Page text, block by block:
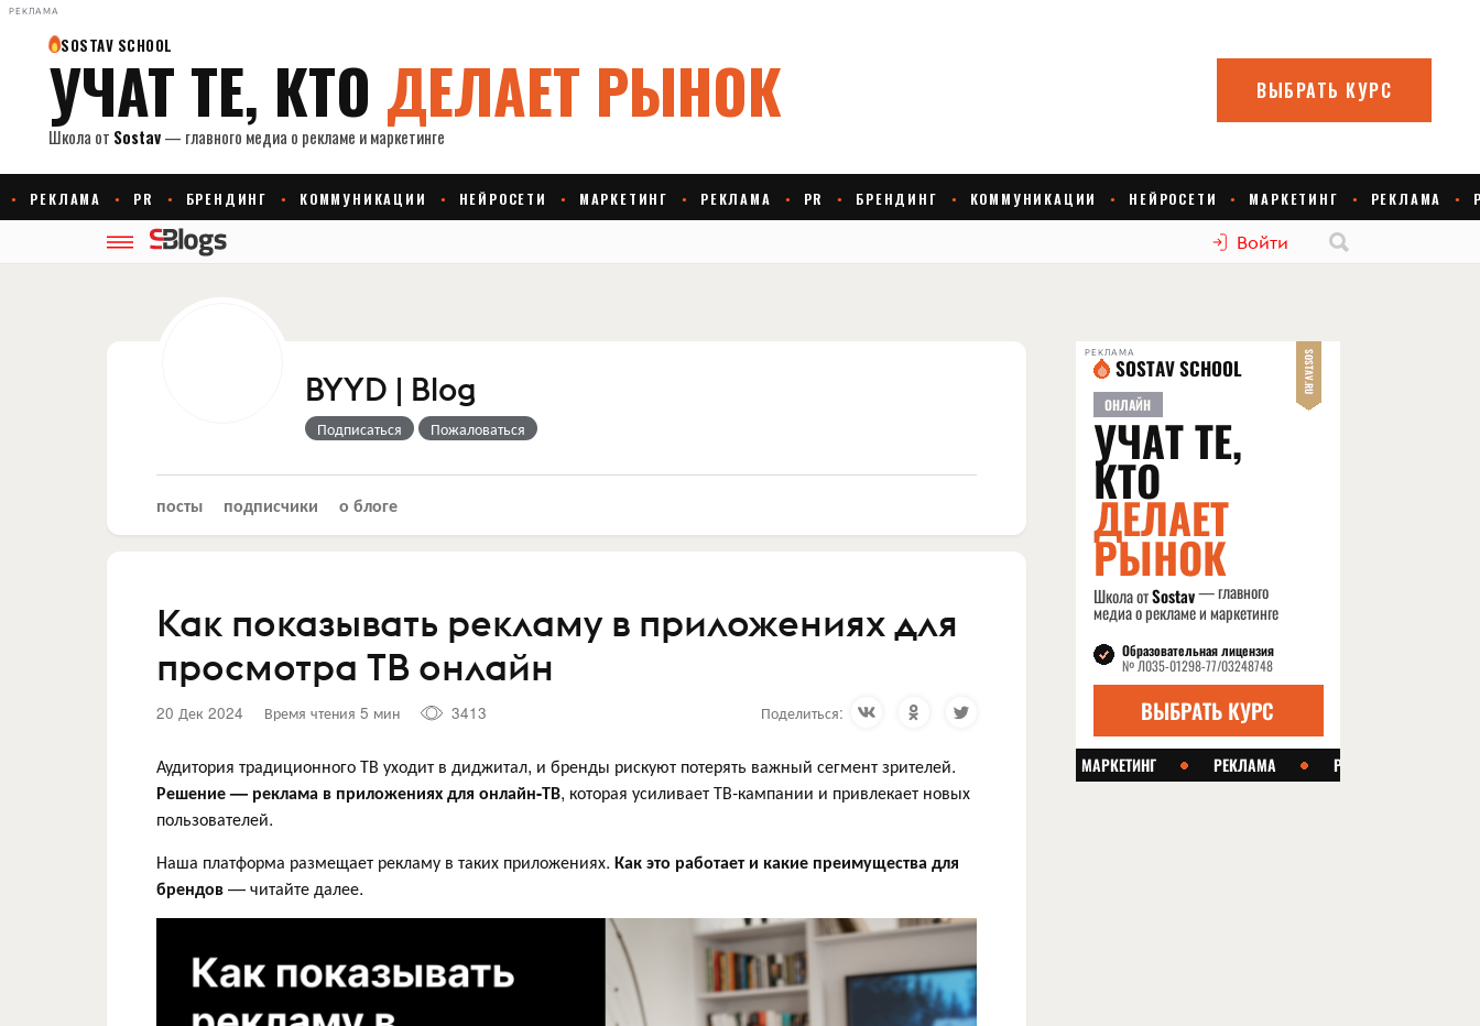
РЕКЛАМА
Войти
BYYD | Blog
Подписаться Пожаловаться
посты подписчики о блоге
Как показывать рекламу в приложениях для
просмотра ТВ онлайн
20 Дек 2024 Время чтения 5 мин 3413 Поделиться:
Аудитория традиционного ТВ уходит в диджитал, и бренды рискуют потерять важный сегмент зрителей.
Решение — реклама в приложениях для онлайн-ТВ, которая усиливает ТВ-кампании и привлекает новых
пользователей.
Наша платформа размещает рекламу в таких приложениях. Как это работает и какие преимущества для
брендов— читайте далее.
РЕКЛАМА